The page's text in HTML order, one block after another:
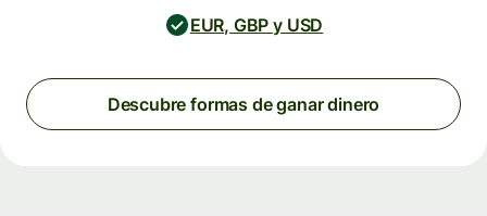
EUR, GBP y USD
Descubre formas de ganar dinero